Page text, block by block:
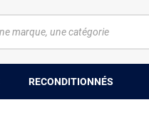
RECONDITIONNÉS